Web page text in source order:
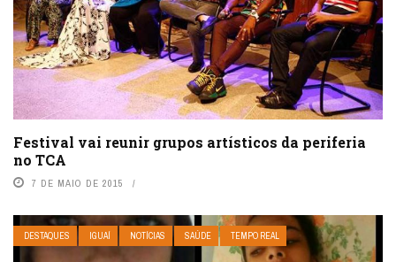
Festival vai reunir grupos artísticos da periferia
no TCA
7 DE MAIO DE 2015
DESTAQUES IGUAÍ NOTÍCIAS SAÚDE TEMPO REAL